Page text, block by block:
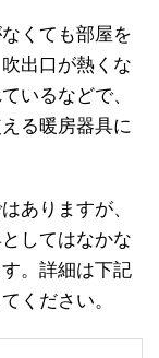
くても部屋を
出口が熱くな
いるなどで、
る暖房器具に
ありますが、
してはなかな
。詳細は下記
ください。